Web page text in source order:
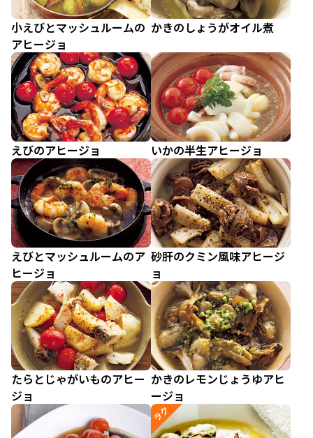
小えびとマッシュルームの
アヒージョ
かきのしょうがオイル煮
えびのアヒージョ いかの半生アヒージョ
えびとマッシュルームのア
ヒージョ
砂肝のクミン風味アヒージ
ョ
たらとじゃがいものアヒー
ジョ
かきのレモンじょうゆアヒ
ージョ
ラク